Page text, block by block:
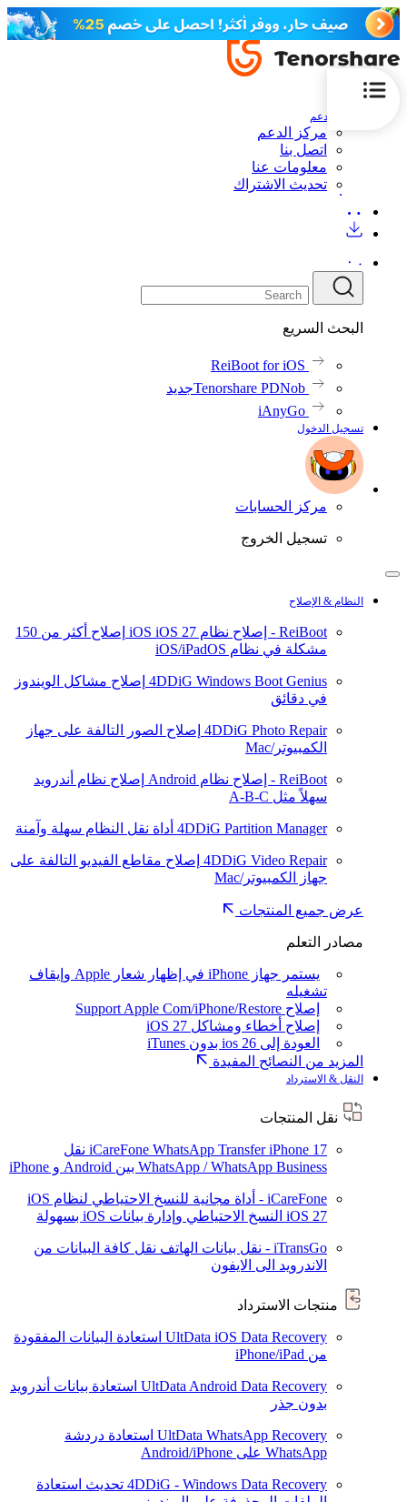
الدعم
مركز الدعم
اتصل بنا
معلومات عنا
تحديث الاشتراك
البحث السريع
ReiBoot for iOS
Tenorshare PDNobجديد
iAnyGo
تسجيل الدخول
مركز الحسابات
تسجيل الخروج
النظام & الإصلاح
ReiBoot - إصلاح نظام iOS iOS 27
إصلاح أكثر من 150
مشكلة في نظام iOS/iPadOS
4DDiG Windows Boot Genius إصلاح مشاكل الويندوز
في دقائق
4DDiG Photo Repair إصلاح الصور التالفة على جهاز
الكمبيوتر/Mac
ReiBoot - إصلاح نظام Android
إصلاح نظام أندرويد
سهلاً مثل A-B-C
4DDiG Partition Manager أداة نقل النظام سهلة وآمنة
4DDiG Video Repair إصلاح مقاطع الفيديو التالفة على
جهاز الكمبيوتر/Mac
عرض جميع المنتجات
مصادر التعلم
يستمر جهاز iPhone في إظهار شعار Apple وإيقاف
تشغيله
إصلاح Support Apple Com/iPhone/Restore
إصلاح أخطاء ومشاكل iOS 27
العودة إلى ios 26 بدون iTunes
المزيد من النصائح المفيدة
النقل & الاسترداد
نقل المنتجات
iCareFone WhatsApp TransferiPhone 17
نقل
WhatsApp / WhatsApp Business بين Android و iPhone
iCareFone - أداة مجانية للنسخ الاحتياطي لنظام iOS
iOS 27 النسخ الاحتياطي وإدارة بيانات iOS بسهولة
iTransGo - نقل بيانات الهاتف
نقل كافة البيانات من
الاندرويد الى الايفون
منتجات الاسترداد
UltData iOS Data Recovery استعادة البيانات المفقودة
من iPhone/iPad
UltData Android Data Recovery استعادة بيانات أندرويد
بدون جذر
UltData WhatsApp Recovery استعادة دردشة
WhatsApp على Android/iPhone
4DDiG - Windows Data Recovery تحديث استعادة